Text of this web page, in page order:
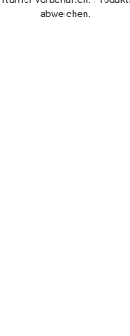
abweichen.